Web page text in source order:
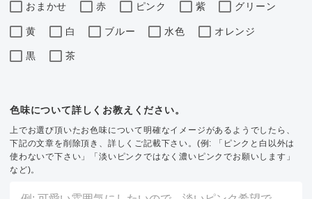
おまかせ 赤 ピンク 紫 グリーン
黄 白 ブルー 水色 オレンジ
黒 茶
色味について詳しくお教えください。
上でお選び頂いたお色味について明確なイメージがあるようでしたら、
下記の文章を削除頂き、詳しくご記載下さい。(例: 「ピンクと白以外は
使わないで下さい」「淡いピンクではなく濃いピンクでお願いします」
など)。